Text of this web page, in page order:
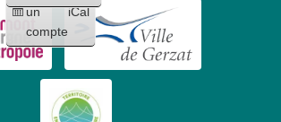
un
compte
iCal